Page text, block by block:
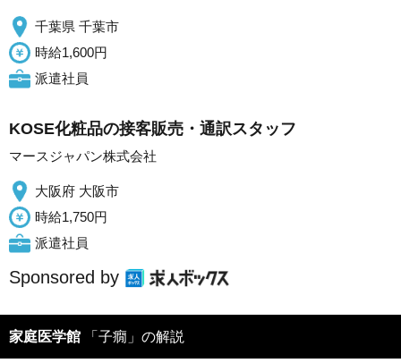
千葉県 千葉市
時給1,600円
派遣社員
KOSE化粧品の接客販売・通訳スタッフ
マースジャパン株式会社
大阪府 大阪市
時給1,750円
派遣社員
Sponsored by
家庭医学館 「子癇」の解説